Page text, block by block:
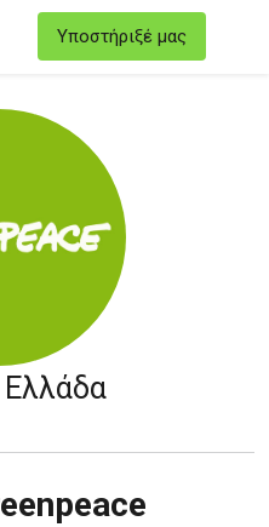
Υποστήριξέ μας
Ελλάδα